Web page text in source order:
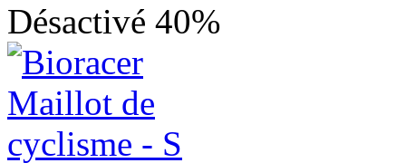
Désactivé 40%